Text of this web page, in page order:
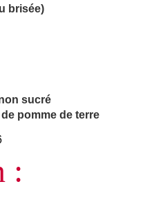
brisée)
sucré
pomme de terre
: